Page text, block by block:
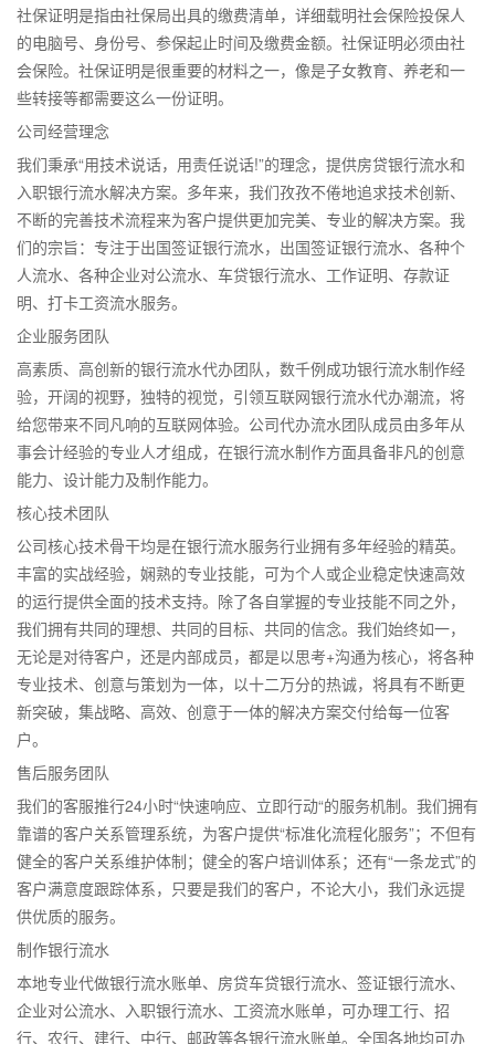
社保证明是指由社保局出具的缴费清单，详细载明社会保险投保人
的电脑号、身份号、参保起止时间及缴费金额。社保证明必须由社
会保险。社保证明是很重要的材料之一，像是子女教育、养老和一
些转接等都需要这么一份证明。
公司经营理念
我们秉承“用技术说话，用责任说话!”的理念，提供房贷银行流水和
入职银行流水解决方案。多年来，我们孜孜不倦地追求技术创新、
不断的完善技术流程来为客户提供更加完美、专业的解决方案。我
们的宗旨：专注于出国签证银行流水，出国签证银行流水、各种个
人流水、各种企业对公流水、车贷银行流水、工作证明、存款证
明、打卡工资流水服务。
企业服务团队
高素质、高创新的银行流水代办团队，数千例成功银行流水制作经
验，开阔的视野，独特的视觉，引领互联网银行流水代办潮流，将
给您带来不同凡响的互联网体验。公司代办流水团队成员由多年从
事会计经验的专业人才组成，在银行流水制作方面具备非凡的创意
能力、设计能力及制作能力。
核心技术团队
公司核心技术骨干均是在银行流水服务行业拥有多年经验的精英。
丰富的实战经验，娴熟的专业技能，可为个人或企业稳定快速高效
的运行提供全面的技术支持。除了各自掌握的专业技能不同之外，
我们拥有共同的理想、共同的目标、共同的信念。我们始终如一，
无论是对待客户，还是内部成员，都是以思考+沟通为核心，将各种
专业技术、创意与策划为一体，以十二万分的热诚，将具有不断更
新突破，集战略、高效、创意于一体的解决方案交付给每一位客
户。
售后服务团队
我们的客服推行24小时“快速响应、立即行动“的服务机制。我们拥有
靠谱的客户关系管理系统，为客户提供“标准化流程化服务”；不但有
健全的客户关系维护体制；健全的客户培训体系；还有“一条龙式”的
客户满意度跟踪体系，只要是我们的客户，不论大小，我们永远提
供优质的服务。
制作银行流水
本地专业代做银行流水账单、房贷车贷银行流水、签证银行流水、
企业对公流水、入职银行流水、工资流水账单，可办理工行、招
行、农行、建行、中行、邮政等各银行流水账单。全国各地均可办